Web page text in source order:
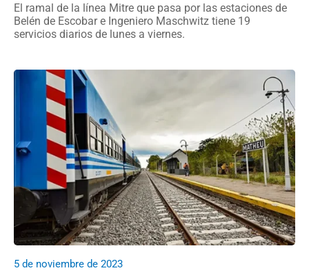
El ramal de la línea Mitre que pasa por las estaciones de
Belén de Escobar e Ingeniero Maschwitz tiene 19
servicios diarios de lunes a viernes.
5 de noviembre de 2023